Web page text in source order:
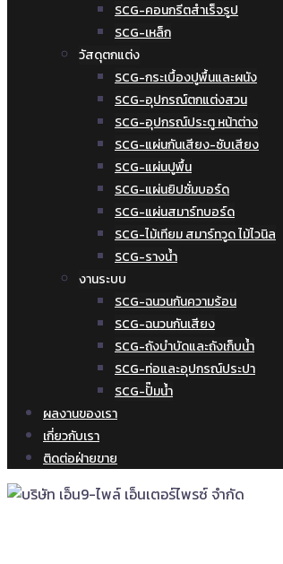
SCG-คอนกรีตสำเร็จรูป
SCG-เหล็ก
วัสดุตกแต่ง
SCG-กระเบื้องปูพื้นและผนัง
SCG-อุปกรณ์ตกแต่งสวน
SCG-อุปกรณ์ประตู หน้าต่าง
SCG-แผ่นกันเสียง-ซับเสียง
SCG-แผ่นปูพื้น
SCG-แผ่นยิปซั่มบอร์ด
SCG-แผ่นสมาร์ทบอร์ด
SCG-ไม้เทียม สมาร์ทวูด ไม้ไวนิล
SCG-รางน้ำ
งานระบบ
SCG-ฉนวนกันความร้อน
SCG-ฉนวนกันเสียง
SCG-ถังบำบัดและถังเก็บน้ำ
SCG-ท่อและอุปกรณ์ประปา
SCG-ปั๊มน้ำ
ผลงานของเรา
เกี่ยวกับเรา
ติดต่อฝ่ายขาย